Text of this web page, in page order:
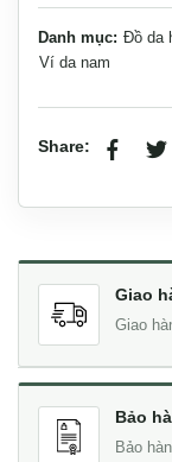
Danh mục: Đồ da
Ví da nam
Share:
Giao
Giao
Bảo
Bảo